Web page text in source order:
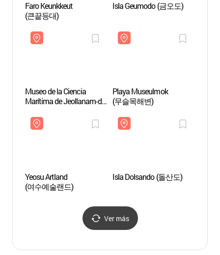
Faro Keunkkeut
(큰끝등대)
Isla Geumodo (금오도)
Museo de la Ciencia
Marítima de Jeollanam-do
관)
Playa Museulmok
(무슬목해변)
Yeosu Artland
(여수예술랜드)
Isla Dolsando (돌산도)
Ver más